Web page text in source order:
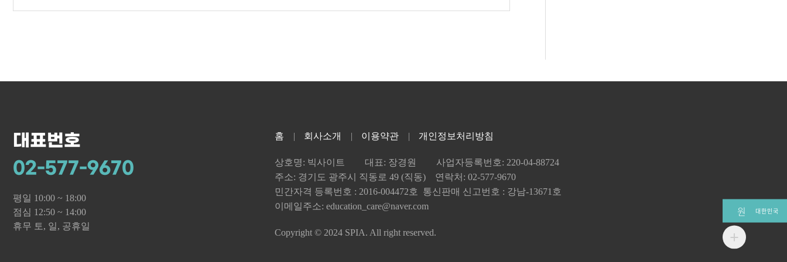
대표번호
02-577-9670
평일 10:00 ~ 18:00
점심 12:50 ~ 14:00
휴무 토, 일, 공휴일
홈 회사소개 이용약관 개인정보처리방침
상호명: 빅사이트 대표: 장경원
사업자등록번호: 220-04-88724
주소: 경기도 광주시 직동로 49 (직동) 연락처: 02-577-9670
민간자격 등록번호 : 2016-004472호 통신판매 신고번호 : 강남-13671호
이메일주소: education_care@naver.com
Copyright © 2024 SPIA. All right reserved.
원 대한민국